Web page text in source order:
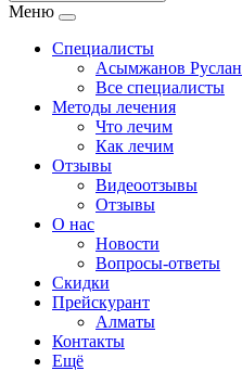
Меню
Специалисты
Асымжанов Руслан
Все специалисты
Методы лечения
Что лечим
Как лечим
Отзывы
Видеоотзывы
Отзывы
О нас
Новости
Вопросы-ответы
Скидки
Прейскурант
Алматы
Контакты
Ещё